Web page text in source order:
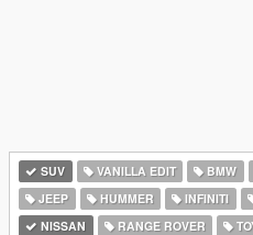
SUV VANILLA EDIT BMW
JEEP
HUMMER INFINITI
NISSAN
RANGE ROVER